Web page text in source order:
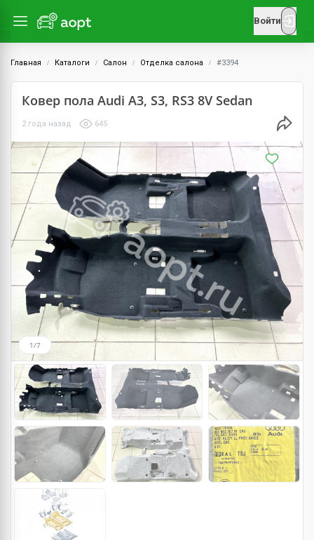
Войти
Главная Каталоги Салон Отделка салона #3394
Ковер пола Audi A3, S3, RS3 8V Sedan
2 года назад 645
1/7